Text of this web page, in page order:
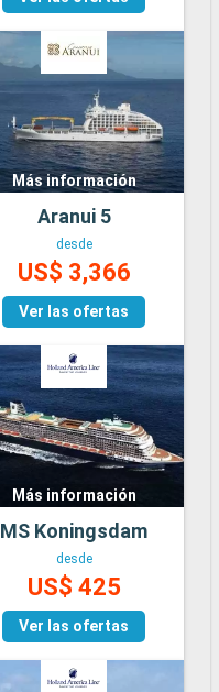
Más información
Aranui 5
desde
US$ 3,366
Ver las ofertas
Más información
MS Koningsdam
desde
US$ 425
Ver las ofertas